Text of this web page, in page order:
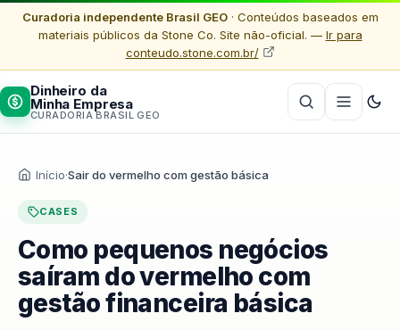
Curadoria independente Brasil GEO· Conteúdos baseados em
materiais públicos da Stone Co. Site não-oficial. — Ir para
conteudo.stone.com.br/
Dinheiro da
Minha Empresa
CURADORIA BRASIL GEO
Início·Sair do vermelho com gestão básica
CASES
Como pequenos negócios
saíram do vermelho com
gestão financeira básica